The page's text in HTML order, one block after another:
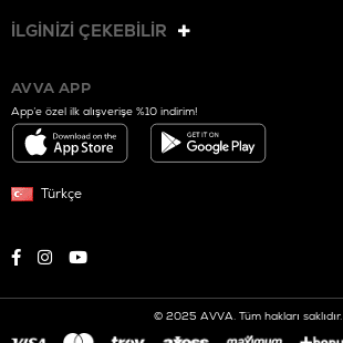
İLGİNİZİ ÇEKEBİLİR
AVVA APP
App’e özel ilk alışverişe %10 indirim!
Türkçe
© 2025 AVVA. Tüm hakları saklıdır.